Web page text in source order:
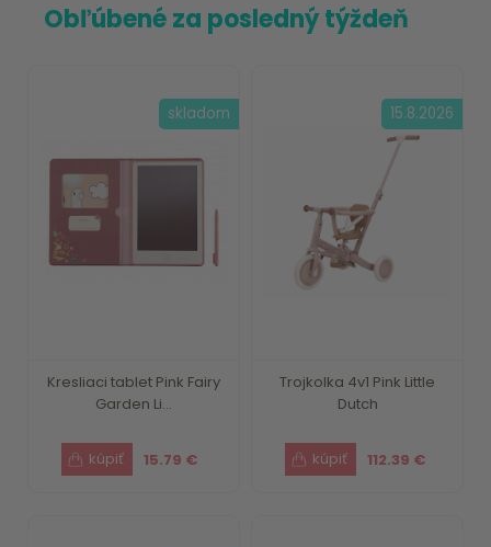
Obľúbené za posledný týždeň
Kresliaci tablet Pink Fairy
Garden Li...
15.79 €
skladom
Trojkolka 4v1 Pink Little
Dutch
112.39 €
15.8.2026